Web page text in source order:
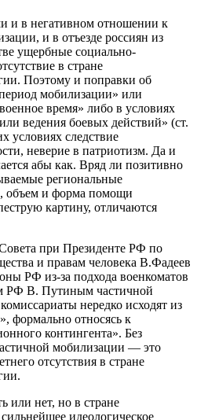
и в негативном отношении к
и в отъезде россиян из
ущербные социально-
в стране
Поэтому и поправки об
мобилизации» или
время» либо в условиях
ведения боевых действий» (ст.
следствие
неверие в патриотизм. Да и
абы как. Вряд ли позитивно
региональные
объем и форма помощи
картину, отличаются
при Президенте РФ по
и правам человека В.Фадеев
РФ из-за подхода военкоматов
РФ В. Путиным частичной
нередко исходят из
формально относясь к
контингента». Без
мобилизации — это
отсутствия в стране
или нет, но в стране
идеологическое